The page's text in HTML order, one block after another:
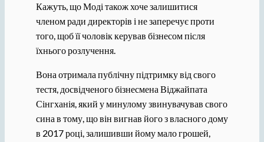
Кажуть, що Моді також хоче залишитися
членом ради директорів і не заперечує проти
того, щоб її чоловік керував бізнесом після
їхнього розлучення.
Вона отримала публічну підтримку від свого
тестя, досвідченого бізнесмена Віджайпата
Сінгханія, який у минулому звинувачував свого
сина в тому, що він вигнав його з власного дому
в 2017 році, залишивши йому мало грошей,